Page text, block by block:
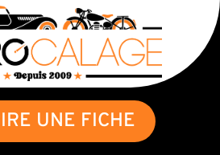
UNE FICHE